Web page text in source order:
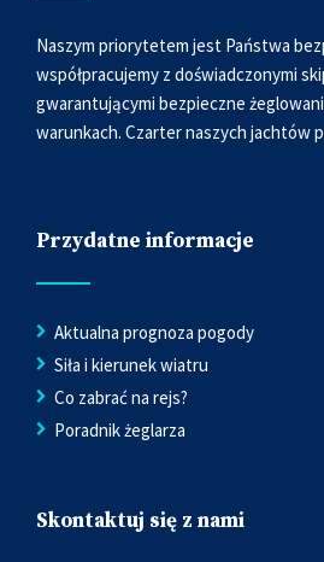
Naszym priorytetem jest Państwa
współpracujemy z doświadczonymi
gwarantującymi bezpieczne
warunkach. Czarter naszych jachtów
Przydatne informacje
Aktualna prognoza pogody
Siła i kierunek wiatru
Co zabrać na rejs?
Poradnik żeglarza
Skontaktuj się z nami